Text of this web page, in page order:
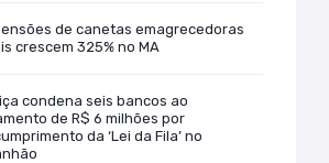
de canetas emagrecedoras
crescem 325% no MA
condena seis bancos ao
de R$ 6 milhões por
da ‘Lei da Fila’ no